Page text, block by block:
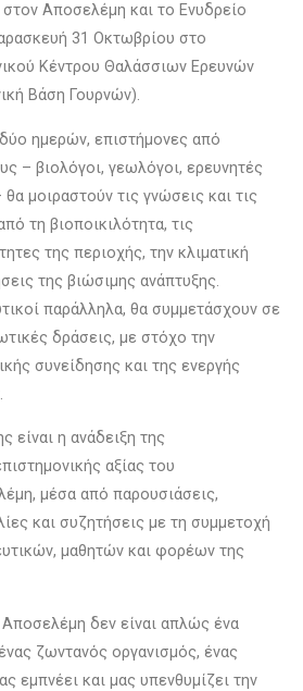
Αποσελέμη και το Ενυδρείο
31 Οκτωβρίου στο
Κέντρου Θαλάσσιων Ερευνών
Βάση Γουρνών).
ημερών, επιστήμονες από
– βιολόγοι, γεωλόγοι, ερευνητές
μοιραστούν τις γνώσεις και τις
τη βιοποικιλότητα, τις
της περιοχής, την κλιματική
της βιώσιμης ανάπτυξης.
παράλληλα, θα συμμετάσχουν σε
δράσεις, με στόχο την
συνείδησης και της ενεργής
η ανάδειξη της
αξίας του
μέσα από παρουσιάσεις,
και συζητήσεις με τη συμμετοχή
μαθητών και φορέων της
δεν είναι απλώς ένα
ζωντανός οργανισμός, ένας
εμπνέει και μας υπενθυμίζει την